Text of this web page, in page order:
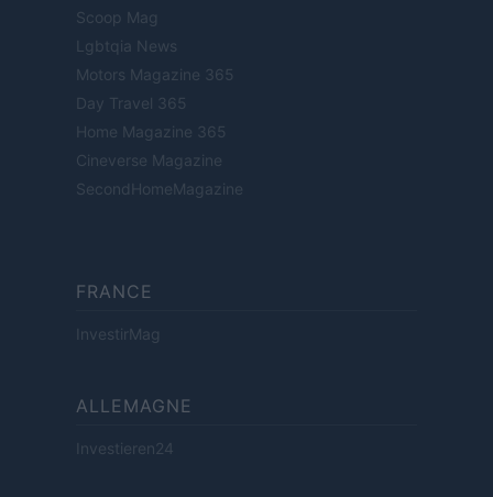
Scoop Mag
Lgbtqia News
Motors Magazine 365
Day Travel 365
Home Magazine 365
Cineverse Magazine
SecondHomeMagazine
FRANCE
InvestirMag
ALLEMAGNE
Investieren24